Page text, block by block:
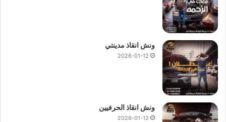
ونش انقاذ مدينتي
2026-01-12
ونش انقاذ الحرفيين
2026-01-12